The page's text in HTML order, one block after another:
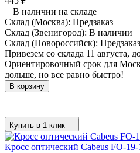
В наличии на складе
Склад (Москва): Предзаказ
Склад (Звенигород): В наличии
Склад (Новороссийск): Предзаказ
Привезем со склада 11 августа,
Ориентировочный срок для
дольше, но все равно быстро!
В корзину
Купить в 1 клик
Кросс оптический Cabeus FO-